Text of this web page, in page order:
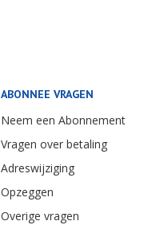
ABONNEE VRAGEN
Neem een Abonnement
Vragen over betaling
Adreswijziging
Opzeggen
Overige vragen